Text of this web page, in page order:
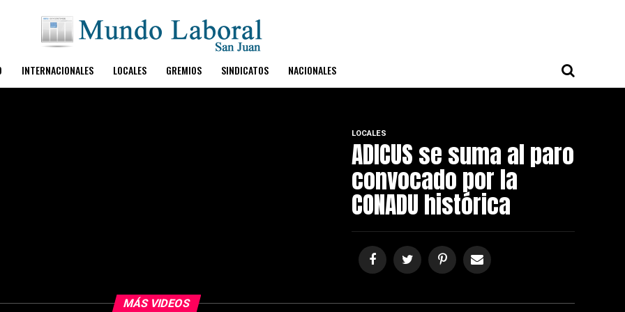
INTERNACIONALES LOCALES GREMIOS SINDICATOS NACIONALES
LOCALES
ADICUS se suma al paro
convocado por la
CONADU histórica
MÁS VIDEOS